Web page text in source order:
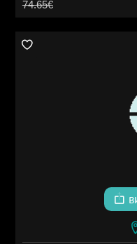
74.65€